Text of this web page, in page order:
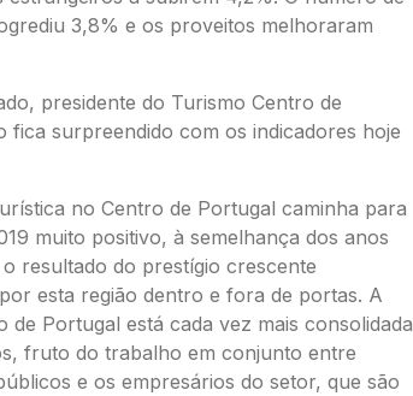
3,8% e os proveitos melhoraram
presidente do Turismo Centro de
fica surpreendido com os indicadores hoje
no Centro de Portugal caminha para
muito positivo, à semelhança dos anos
resultado do prestígio crescente
esta região dentro e fora de portas. A
de Portugal está cada vez mais consolidada
fruto do trabalho em conjunto entre
e os empresários do setor, que são